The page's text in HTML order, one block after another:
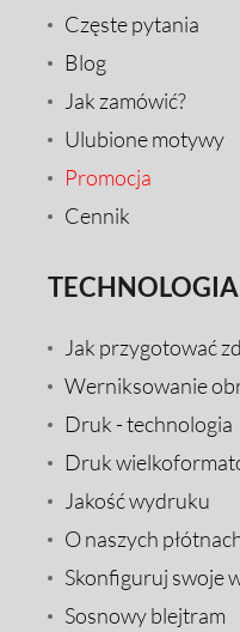
Częste pytania
Blog
Jak zamówić?
Ulubione motywy
Promocja
Cennik
TECHNOLOGIA
Jak przygotować
Werniksowanie
Druk - technologia
Druk
Jakość wydruku
O naszych
Skonfiguruj swoje
Sosnowy blejtram